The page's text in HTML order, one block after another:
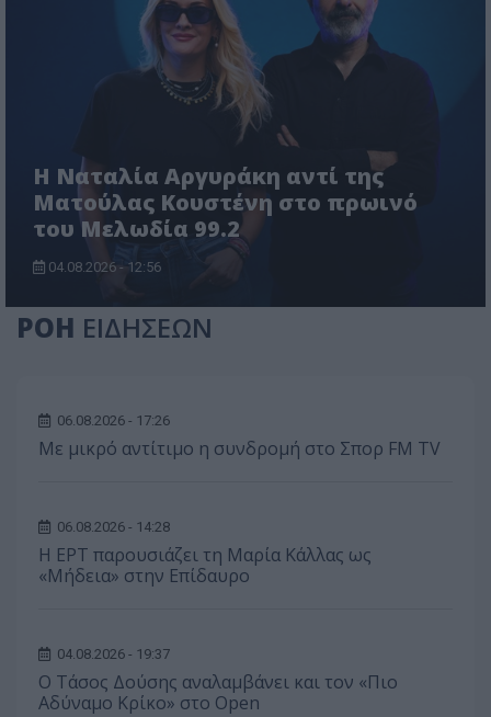
Η Ναταλία Αργυράκη αντί της
Ματούλας Κουστένη στο πρωινό
του Μελωδία 99.2
04.08.2026 - 12:56
ΡΟΗ ΕΙΔΗΣΕΩΝ
06.08.2026 - 17:26
Με μικρό αντίτιμο η συνδρομή στο Σπορ FM TV
06.08.2026 - 14:28
Η ΕΡΤ παρουσιάζει τη Μαρία Κάλλας ως
«Μήδεια» στην Επίδαυρο
04.08.2026 - 19:37
Ο Τάσος Δούσης αναλαμβάνει και τον «Πιο
Αδύναμο Κρίκο» στο Open